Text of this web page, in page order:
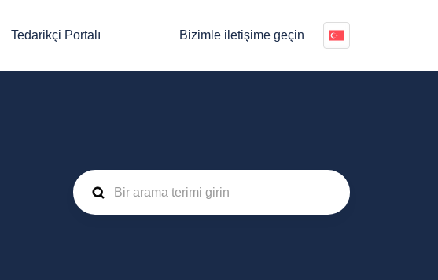
Tedarikçi Portalı Bizimle iletişime geçin